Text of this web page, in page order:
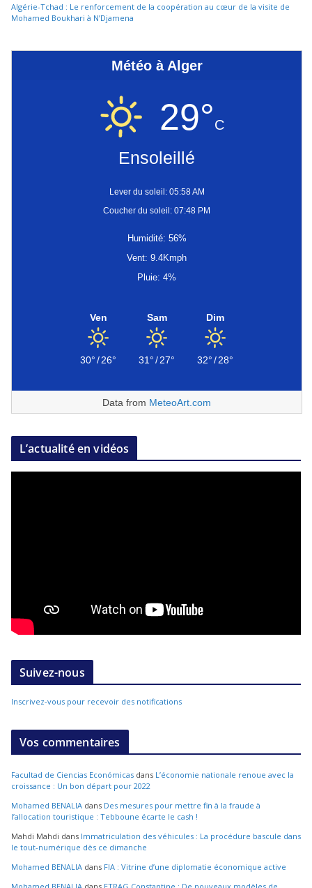
Algérie-Tchad : Le renforcement de la coopération au cœur de la visite de
Mohamed Boukhari à N’Djamena
Météo à Alger
29°C
Ensoleillé
Lever du soleil: 05:58 AM
Coucher du soleil: 07:48 PM
Humidité: 56%
Vent: 9.4Kmph
Pluie: 4%
Ven
30°/26°
Sam
31°/27°
Dim
32°/28°
Data from MeteoArt.com
L’actualité en vidéos
Suivez-nous
Inscrivez-vous pour recevoir des notifications
Vos commentaires
Facultad de Ciencias Económicas dans L’économie nationale renoue avec la
croissance : Un bon départ pour 2022
Mohamed BENALIA dans Des mesures pour mettre fin à la fraude à
l’allocation touristique : Tebboune écarte le cash !
Mahdi Mahdi dans Immatriculation des véhicules : La procédure bascule dans
le tout-numérique dès ce dimanche
Mohamed BENALIA dans FIA : Vitrine d’une diplomatie économique active
Mohamed BENALIA dans ETRAG Constantine : De nouveaux modèles de